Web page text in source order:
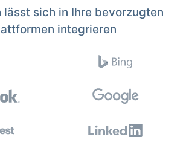
lässt sich in Ihre bevorzugten
integrieren